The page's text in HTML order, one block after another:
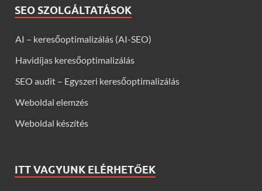
SEO SZOLGÁLTATÁSOK
AI – keresőoptimalizálás (AI-SEO)
Havidíjas keresőoptimalizálás
SEO audit – Egyszeri keresőoptimalizálás
Weboldal elemzés
Weboldal készítés
ITT VAGYUNK ELÉRHETŐEK